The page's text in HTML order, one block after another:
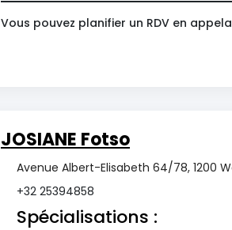
Vous pouvez planifier un RDV en
JOSIANE Fotso
Avenue Albert-Elisabeth 64/78, 1200
+32 25394858
Spécialisations :